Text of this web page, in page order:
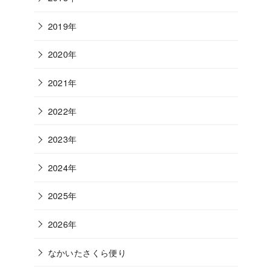
2019年
2020年
2021年
2022年
2023年
2024年
2025年
2026年
なかいたさくら便り